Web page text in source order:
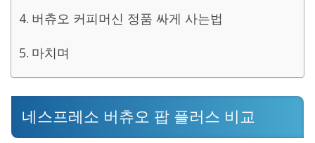
버츄오 커피머신 정품 싸게 사는법
마치며
네스프레소 버츄오 팝 플러스 비교